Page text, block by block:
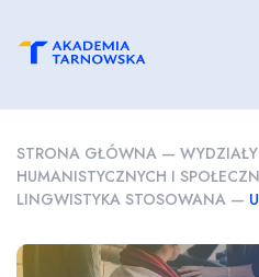
STRONA GŁÓWNA — WYDZIAŁY
HUMANISTYCZNYCH I
LINGWISTYKA STOSOWANA —